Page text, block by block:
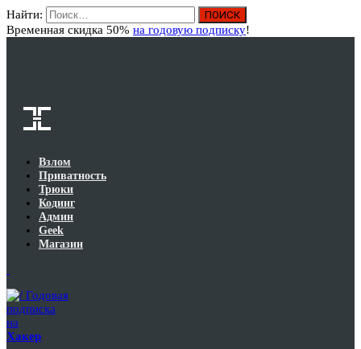
Найти:
Временная скидка 50% на годовую подписку!
Взлом
Приватность
Трюки
Кодинг
Админ
Geek
Магазин
Годовая
подписка
на
Хакер